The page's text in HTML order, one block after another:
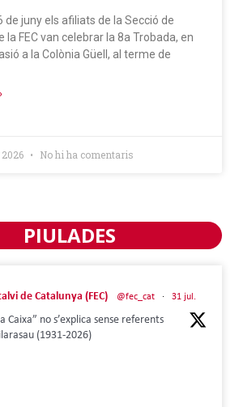
de juny els afiliats de la Secció de
la FEC van celebrar la 8a Trobada, en
a la Colònia Güell, al terme de
No hi ha comentaris
PIULADES
de Catalunya (FEC) @fec_cat · 31 jul.
Caixa” no s’explica sense referents
(1931-2026)